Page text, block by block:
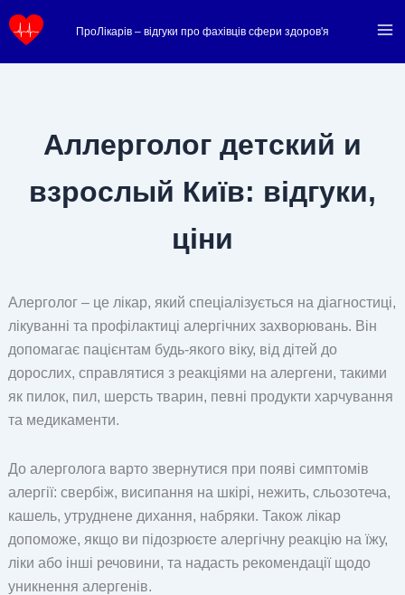
до
ПроЛікарів – відгуки про фахівців сфери здоров'я
Аллерголог детский и
взрослый Київ: відгуки,
ціни
Алерголог – це лікар, який спеціалізується на діагностиці,
лікуванні та профілактиці алергічних захворювань. Він
допомагає пацієнтам будь-якого віку, від дітей до
дорослих, справлятися з реакціями на алергени, такими
як пилок, пил, шерсть тварин, певні продукти харчування
та медикаменти.
До алерголога варто звернутися при появі симптомів
алергії: свербіж, висипання на шкірі, нежить, сльозотеча,
кашель, утруднене дихання, набряки. Також лікар
допоможе, якщо ви підозрюєте алергічну реакцію на їжу,
ліки або інші речовини, та надасть рекомендації щодо
уникнення алергенів.